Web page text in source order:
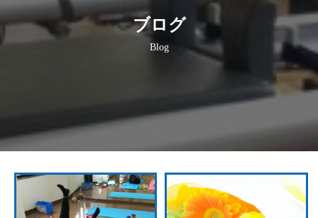
ブログ
Blog